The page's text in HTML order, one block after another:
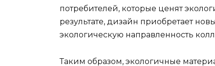
потребителей, которые ценят
результате, дизайн приобретает
экологическую направленность
Таким образом, экологичные